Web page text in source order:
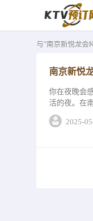
与“南京新悦龙会
南京新悦
你在夜晚会
活的夜。在
也看到繁华
2025-